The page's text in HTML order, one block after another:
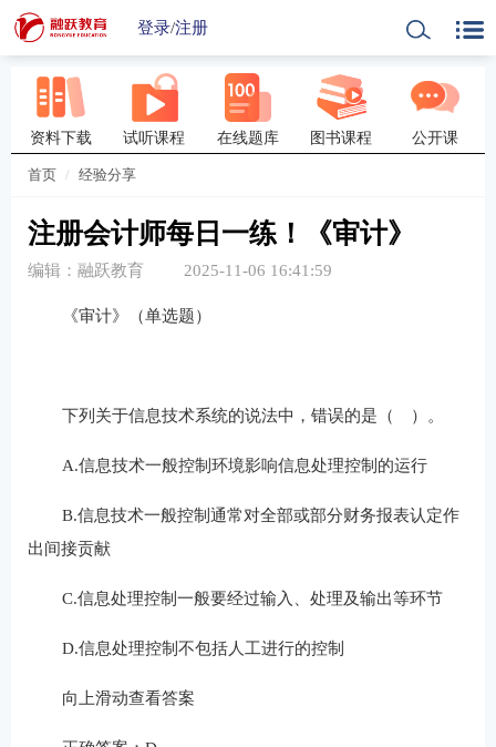
登录/注册
资料下载 试听课程 在线题库 图书课程 公开课
首页 经验分享
注册会计师每日一练！《审计》
编辑：融跃教育 2025-11-06 16:41:59
《审计》（单选题）
下列关于信息技术系统的说法中，错误的是（ ）。
A.信息技术一般控制环境影响信息处理控制的运行
B.信息技术一般控制通常对全部或部分财务报表认定作
出间接贡献
C.信息处理控制一般要经过输入、处理及输出等环节
D.信息处理控制不包括人工进行的控制
向上滑动查看答案